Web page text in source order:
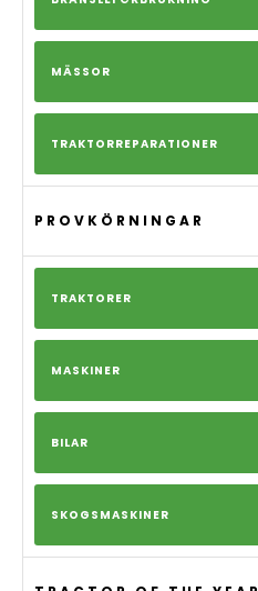
MÄSSOR
TRAKTORREPARATIONER
PROVKÖRNINGAR
TRAKTORER
MASKINER
BILAR
SKOGSMASKINER